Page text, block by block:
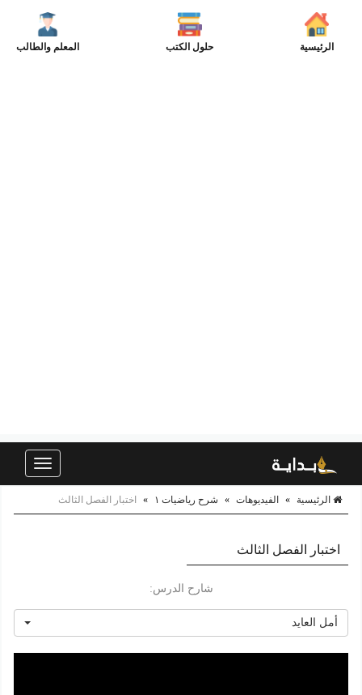
الرئيسية حلول الكتب المعلم والطالب
Toggle
الرئيسية » الفيديوهات » شرح رياضيات ١ » اختبار الفصل الثالث
اختبار الفصل الثالث
شارح الدرس:
أمل العايد